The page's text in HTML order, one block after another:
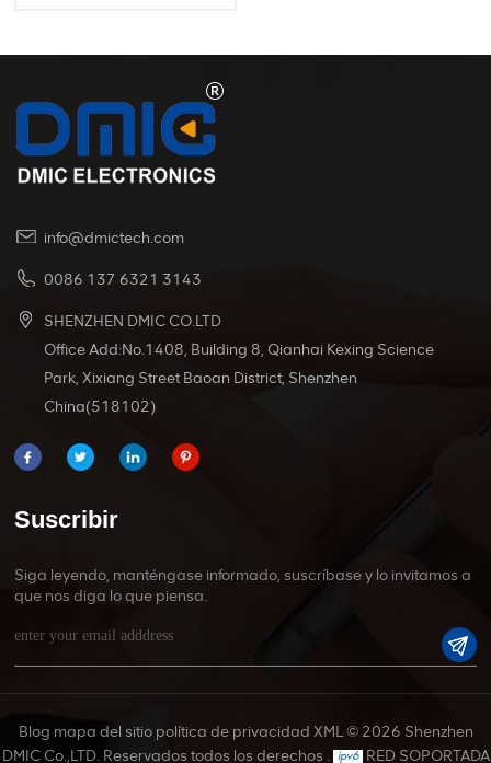
info@dmictech.com
0086 137 6321 3143
SHENZHEN DMIC CO.LTD
Office Add:No.1408, Building 8, Qianhai Kexing Science
Park, Xixiang Street Baoan District, Shenzhen
China(518102)
Suscribir
Siga leyendo, manténgase informado, suscríbase y lo invitamos a
que nos diga lo que piensa.
Blog mapa del sitio política de privacidad XML© 2026 Shenzhen
DMIC Co.,LTD. Reservados todos los derechos .
RED SOPORTADA